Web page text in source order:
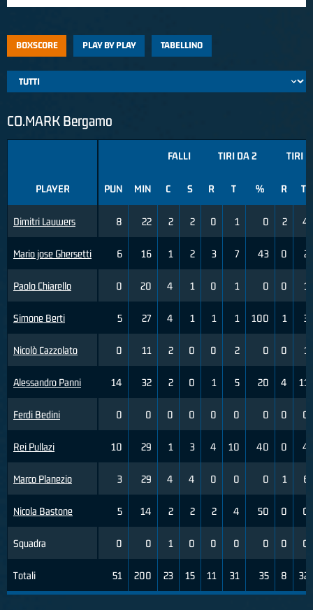
BOXSCORE PLAY BY PLAY TABELLINO
CO.MARK Bergamo
PLAYER
Dimitri Lauwers
Mario jose Ghersetti
Paolo Chiarello
Simone Berti
Nicolò Cazzolato
Alessandro Panni
Ferdi Bedini
Rei Pullazi
Marco Planezio
Nicola Bastone
Squadra
Totali
FALLI TIRI DA 2 TIRI
PUN MIN C S R T % R T
8 22 2 2 0 1 0 2 4
6 16 1 2 3 7 43 0 2
0 20 4 1 0 1 0 0 1
5 27 4 1 1 1 100 1 3
0 11 2 0 0 2 0 0 1
14 32 2 0 1 5 20 4 11
0 0 0 0 0 0 0 0 0
10 29 1 3 4 10 40 0 4
3 29 4 4 0 0 0 1 6
5 14 2 2 2 4 50 0 0
0 0 1 0 0 0 0 0 0
51 200 23 15 11 31 35 8 32